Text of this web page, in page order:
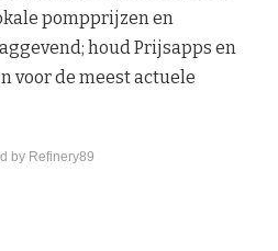
pompprijzen en
houd Prijsapps en
voor de meest actuele
by Refinery89